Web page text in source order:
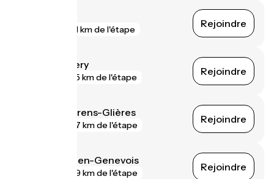
1 km de l'étape Rejoindre
Reignier-Ésery
5 km de l'étape Rejoindre
Groisy - Thorens-Glières
7 km de l'étape Rejoindre
Saint-Julien-en-Genevois
9 km de l'étape Rejoindre